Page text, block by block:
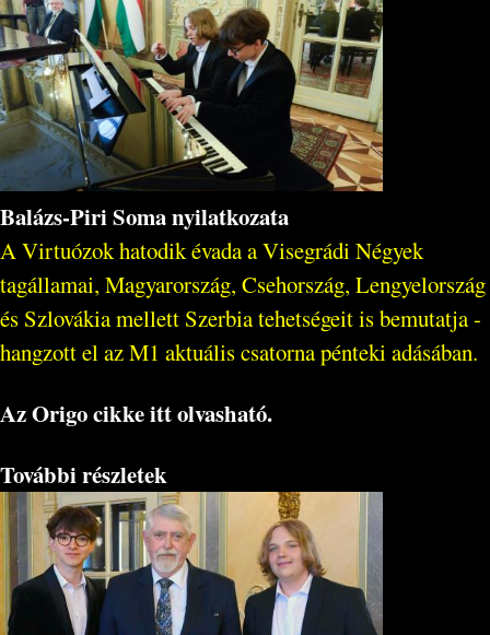
Balázs-Piri Soma nyilatkozata
A Virtuózok hatodik évada a Visegrádi Négyek
tagállamai, Magyarország, Csehország, Lengyelország
és Szlovákia mellett Szerbia tehetségeit is bemutatja -
hangzott el az M1 aktuális csatorna pénteki adásában.
Az Origo cikke itt olvasható.
További részletek